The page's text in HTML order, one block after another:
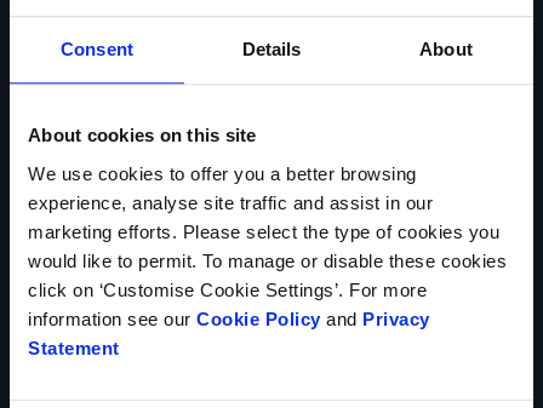
Consent Details About
About cookies on this site
We use cookies to offer you a better browsing
experience, analyse site traffic and assist in our
marketing efforts. Please select the type of cookies you
would like to permit. To manage or disable these cookies
click on ‘Customise Cookie Settings’. For more
information see our Cookie Policy and Privacy
Statement
Entre em contato hoje
O SEU NOME*
PAÍS*
NÚMERO DE TELEFONE